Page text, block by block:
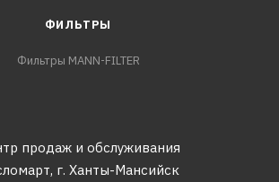
ФИЛЬТРЫ
Фильтры MANN-FILTER
продаж и обслуживания
г. Ханты-Мансийск